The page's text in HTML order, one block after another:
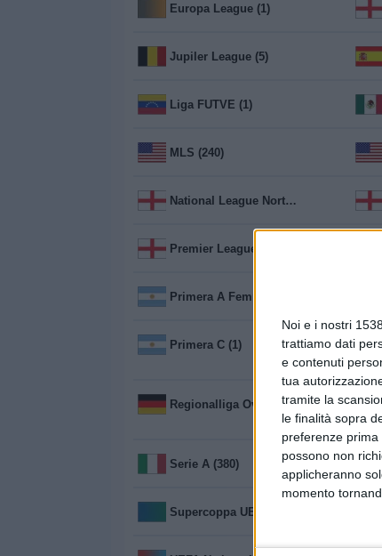
Noi e i nostri 1538
trattiamo dati
e contenuti
tua
tramite la
le finalità sopra
preferenze prima
possono non
applicheranno
momento
Europa League (1)
Jupiler League (5)
Liga FUTVE (1)
MLS (240)
National League North (6)
Primera C (1)
Regionalliga Ovest (18)
Serie A (380)
Supercoppa UEFA (1)